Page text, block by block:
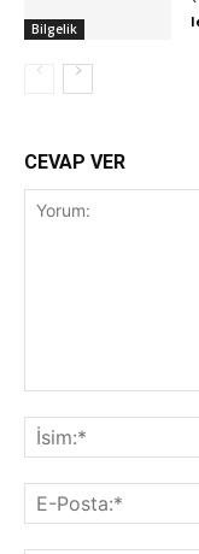
Bilgelik
CEVAP VER